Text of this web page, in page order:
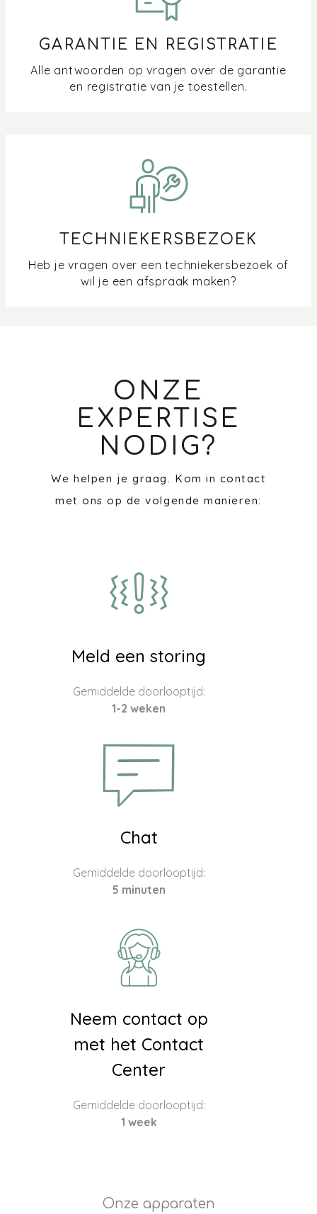
GARANTIE EN REGISTRATIE
Alle antwoorden op vragen over de garantie
en registratie van je toestellen.
TECHNIEKERSBEZOEK
Heb je vragen over een techniekersbezoek of
wil je een afspraak maken?
ONZE
EXPERTISE
NODIG?
We helpen je graag. Kom in contact
met ons op de volgende manieren:
Meld een storing
Gemiddelde doorlooptijd:
1-2 weken
Chat
Gemiddelde doorlooptijd:
5 minuten
Neem contact op
met het Contact
Center
Gemiddelde doorlooptijd:
1 week
Onze apparaten